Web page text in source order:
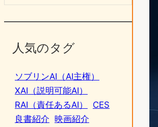
人気のタグ
ソブリンAI（AI主権）
XAI（説明可能AI）
RAI（責任あるAI）
CES
良書紹介 映画紹介